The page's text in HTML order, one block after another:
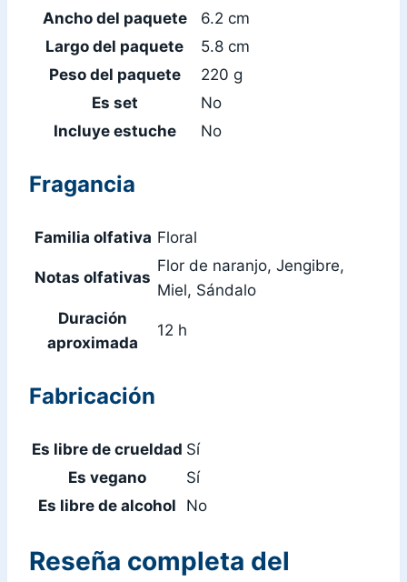
Ancho del paquete
6.2 cm
Largo del paquete
5.8 cm
Peso del paquete
220 g
Es set
No
Incluye estuche
No
Fragancia
Familia olfativa Floral
Notas olfativas
Flor de naranjo, Jengibre,
Miel, Sándalo
Duración
aproximada
12 h
Fabricación
Es libre de crueldad Sí
Es vegano
Sí
Es libre de alcohol
No
Reseña completa del